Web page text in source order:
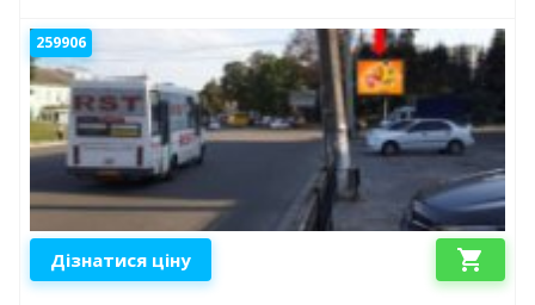
259906
Дізнатися ціну shopping_cart